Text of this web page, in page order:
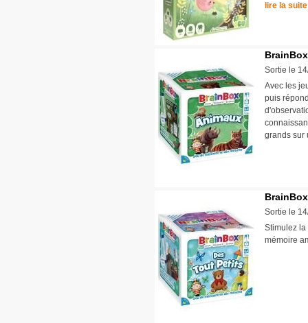
lire la suite
Sortie le
Avec les
puis
grands
Sortie le
Stimulez la
mémoire